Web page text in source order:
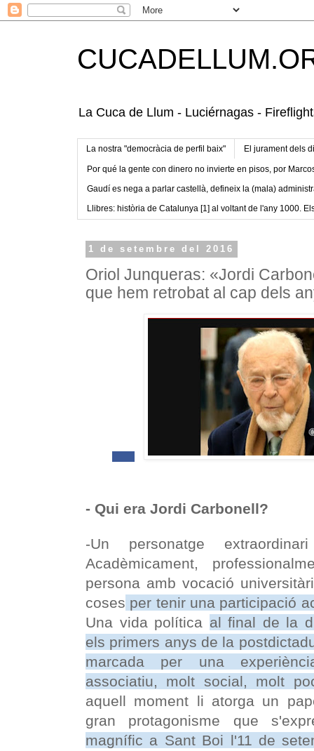
La Cuca de Llum - Luciérnagas -
La nostra "democràcia de perfil baix" El jurament dels
Por qué la gente con dinero no invierte en pisos, por
Gaudí es nega a parlar castellà, defineix la (mala)
Llibres: història de Catalunya [1] al voltant de l'any 1000.
1 de setembre del 2016
Oriol Junqueras: «Jordi
que hem retrobat al cap dels
- Qui era Jordi Carbonell?
-Un personatge
Acadèmicament,
persona amb vocació
coses per tenir una participació
Una vida política al final de la
els primers anys de la
marcada per una
associatiu, molt social, molt
aquell moment li atorga un
gran protagonisme que
magnífic a Sant Boi l'11 de